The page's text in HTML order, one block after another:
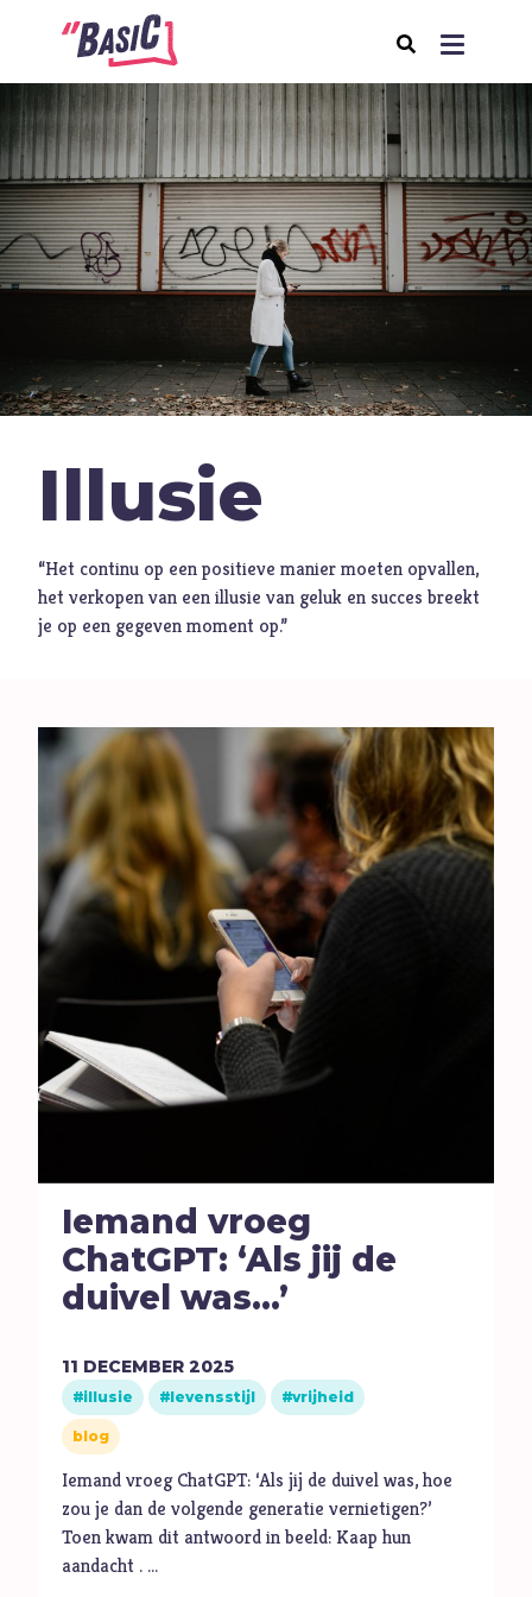
Over BasiC
Programma's
BasiC Let’s Move
BasiC Move It
Expeditie Klooster
Samenleving
Seksualiteit
Muziek
Geloof
Categorieën
Blog
Denkprikkel
Video
Alle onderwerpen
A
Advent
Ambitie
Angst
Beproeving
biddag
Bidden
Criminaliteit
Cultuur
Dankbaarheid
Dankdag
Drank
Duisternis
Illusie
“Het continu op een positieve manier moeten opvallen,
het verkopen van een illusie van geluk en succes breekt
je op een gegeven moment op.”
Iemand vroeg
ChatGPT: ‘Als jij de
duivel was...’
11 DECEMBER 2025
illusie levensstijl vrijheid
blog
Iemand vroeg ChatGPT: ‘Als jij de duivel was, hoe
zou je dan de volgende generatie vernietigen?’
Toen kwam dit antwoord in beeld: Kaap hun
aandacht . …